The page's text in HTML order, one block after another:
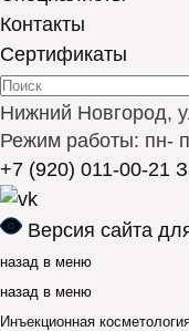
Контакты
Сертификаты
Нижний Новгород,
Режим работы: пн-
+7 (920) 011-00-21
Версия сайта
назад в меню
назад в меню
Инъекционная